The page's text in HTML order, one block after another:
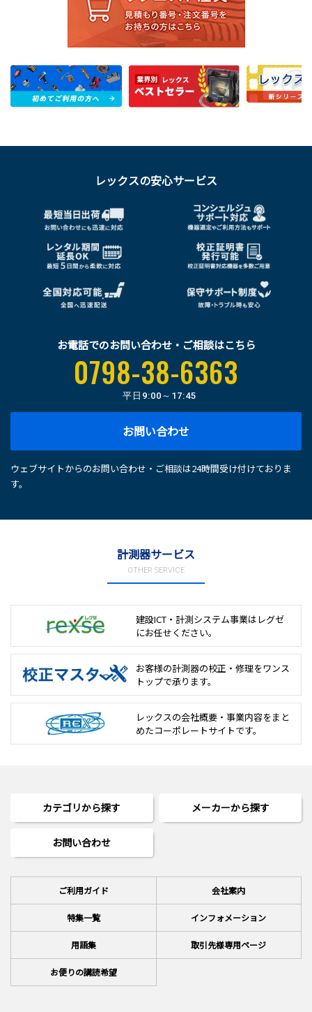
レックスの安心サービス
お電話でのお問い合わせ・ご相談はこちら
0798-38-6363
平日 9:00～17:45
お問い合わせ
ウェブサイトからのお問い合わせ・ご相談は24時間受け付けておりま
す。
計測器サービス
OTHER SERVICE
建設ICT・計測システム事業は レグゼ
にお任せください。
お客様の計測器の校正・修理をワンス
トップで承ります。
レックスの会社概要・事業内容をまと
めたコーポレートサイトです。
カテゴリから探す メーカーから探す
お問い合わせ
ご利用ガイド 会社案内
特集一覧 インフォメーション
用語集 取引先様専用ページ
お便りの講読希望